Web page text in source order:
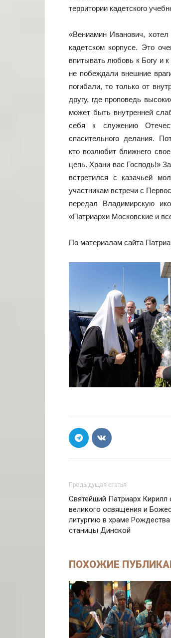
территории кадетского
«Вениамин Иванович,
кадетском корпусе. Это
впитывать любовь к Богу и
не побеждали внешние
погибали, то только от
другу, где проповедь
может быть внутренней
себя к служению
спасительного делания.
кто возлюбит ближнего
цепь. Храни вас Господь!»
встретился с казачьей
участникам встречи с
передал Владимирскую
«Патриархи Московские и
По материалам сайта
Предыдущая статья
Святейший Патриарх Кирилл
великого освящения и
литургию в храме
станицы Динской
ПОХОЖИЕ